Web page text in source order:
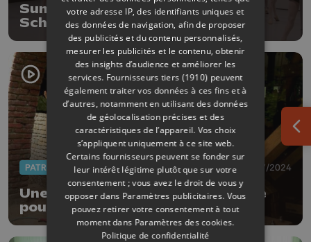
Summer School à la Mosa Ballet
School de Liège
PATRIMOINE 05/07/2024
Une toute nouvelle roue en chêne
pour le Moulin du Halleux
votre adresse IP, des identifiants uniques et
des données de navigation, afin de proposer
des publicités et du contenu personnalisés,
mesurer les publicités et le contenu, obtenir
des insights d’audience et améliorer les
services. Fournisseurs tiers (1910) peuvent
également traiter vos données à ces fins et à
d’autres, notamment en utilisant des données
de géolocalisation précises et des
caractéristiques de l’appareil. Vos choix
s’appliquent uniquement à ce site web.
Certains fournisseurs peuvent se fonder sur
leur intérêt légitime plutôt que sur votre
consentement ; vous avez le droit de vous y
opposer dans Paramètres publicitaires. Vous
pouvez retirer votre consentement à tout
moment dans Paramètres des cookies.
Politique de confidentialité